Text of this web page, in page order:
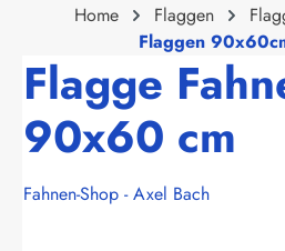
Home Flaggen
Flaggen
Flagge
90x60 cm
Fahnen-Shop - Axel Bach